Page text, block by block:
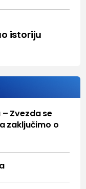
istoriju
Zvezda se
zaključimo o